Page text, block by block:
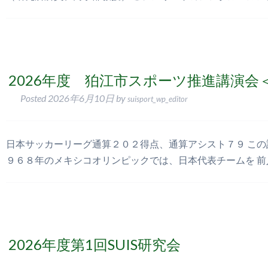
2026年度 狛江市スポーツ推進講演会
Posted 2026年6月10日 bysuisport_wp_editor
日本サッカーリーグ通算２０２得点、通算アシスト７９ こ
９６８年のメキシコオリンピックでは、日本代表チームを
2026年度第1回SUIS研究会